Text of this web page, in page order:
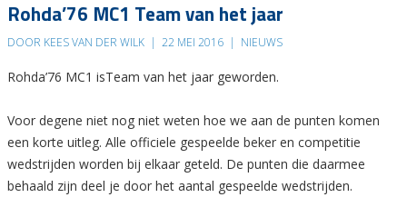
Rohda’76 MC1 Team van het jaar
DOOR KEES VAN DER WILK | 22 MEI 2016 | NIEUWS
Rohda’76 MC1 isTeam van het jaar geworden.
Voor degene niet nog niet weten hoe we aan de punten komen
een korte uitleg. Alle officiele gespeelde beker en competitie
wedstrijden worden bij elkaar geteld. De punten die daarmee
behaald zijn deel je door het aantal gespeelde wedstrijden.